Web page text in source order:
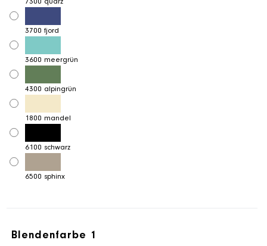
3700 fjord
3600 meergrün
4300 alpingrün
1800 mandel
6100 schwarz
6500 sphinx
Blendenfarbe 1